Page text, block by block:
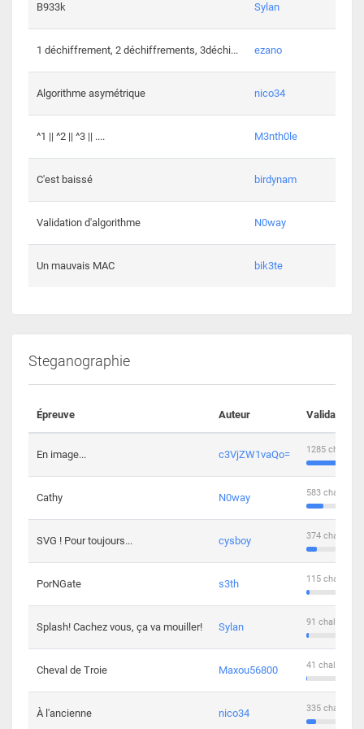
B933k Sylan
1 déchiffrement, 2 déchiffrements, 3déchi... ezano
Algorithme asymétrique nico34
^1 || ^2 || ^3 || .... M3nth0le
C'est baissé birdynam
Validation d'algorithme N0way
Un mauvais MAC bik3te
Steganographie
Épreuve Auteur Validations
En image... c3VjZW1vaQo= 1285
Cathy N0way 583
SVG ! Pour toujours... cysboy 374
PorNGate s3th 115
Splash! Cachez vous, ça va mouiller! Sylan 91
Cheval de Troie Maxou56800 41
À l'ancienne nico34 335